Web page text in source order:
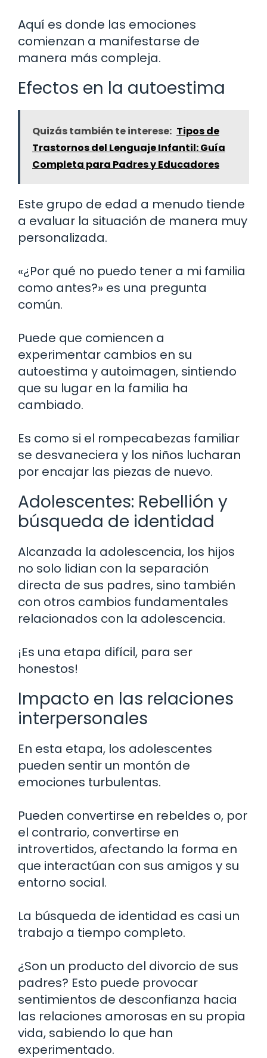
Aquí es donde las emociones
comienzan a manifestarse de
manera más compleja.
Efectos en la autoestima
Quizás también te interese: Tipos de
Trastornos del Lenguaje Infantil: Guía
Completa para Padres y Educadores
Este grupo de edad a menudo tiende
a evaluar la situación de manera muy
personalizada.
«¿Por qué no puedo tener a mi familia
como antes?» es una pregunta
común.
Puede que comiencen a
experimentar cambios en su
autoestima y autoimagen, sintiendo
que su lugar en la familia ha
cambiado.
Es como si el rompecabezas familiar
se desvaneciera y los niños lucharan
por encajar las piezas de nuevo.
Adolescentes: Rebellión y
búsqueda de identidad
Alcanzada la adolescencia, los hijos
no solo lidian con la separación
directa de sus padres, sino también
con otros cambios fundamentales
relacionados con la adolescencia.
¡Es una etapa difícil, para ser
honestos!
Impacto en las relaciones
interpersonales
En esta etapa, los adolescentes
pueden sentir un montón de
emociones turbulentas.
Pueden convertirse en rebeldes o, por
el contrario, convertirse en
introvertidos, afectando la forma en
que interactúan con sus amigos y su
entorno social.
La búsqueda de identidad es casi un
trabajo a tiempo completo.
¿Son un producto del divorcio de sus
padres? Esto puede provocar
sentimientos de desconfianza hacia
las relaciones amorosas en su propia
vida, sabiendo lo que han
experimentado.